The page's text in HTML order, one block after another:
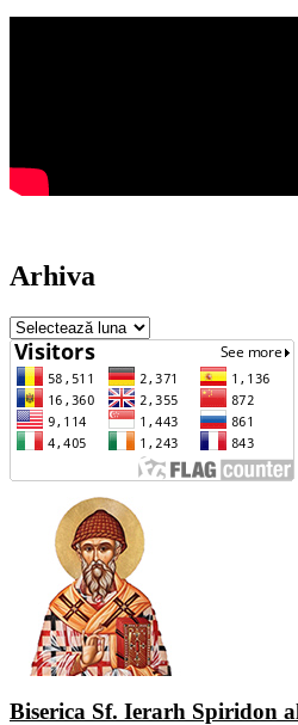
Arhiva
Arhiva
Biserica Sf. Ierarh Spiridon